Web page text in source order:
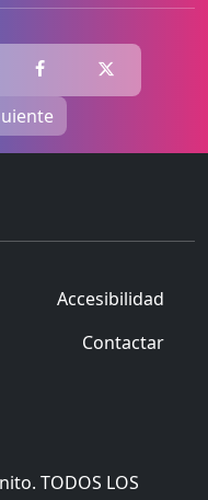
Accesibilidad
Contactar
TODOS LOS